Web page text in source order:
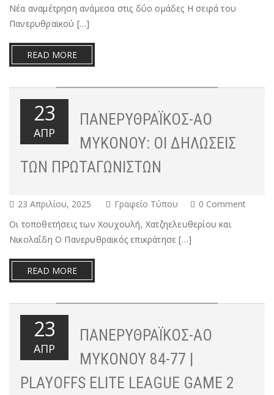
Νέα αναμέτρηση ανάμεσα στις δύο ομάδες Η σειρά του
Πανερυθραϊκού […]
READ MORE
23
ΑΠΡ
ΠΑΝΕΡΥΘΡΑΪΚΌΣ-ΑΟ
ΜΥΚΌΝΟΥ: ΟΙ ΔΗΛΏΣΕΙΣ
ΤΩΝ ΠΡΩΤΑΓΩΝΙΣΤΏΝ
23 Απριλίου, 2025 Γραφείο Τύπου
0 Comment
Οι τοποθετήσεις των Χουχουλή, Χατζηελευθερίου και
Νικολαΐδη Ο Πανερυθραϊκός επικράτησε […]
READ MORE
23
ΑΠΡ
ΠΑΝΕΡΥΘΡΑΪΚΌΣ-ΑΟ
ΜΥΚΌΝΟΥ 84-77 |
PLAYOFFS ELITE LEAGUE GAME 2